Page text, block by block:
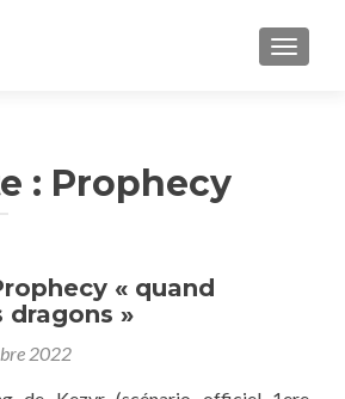
: Prophecy
« quand
»
2022